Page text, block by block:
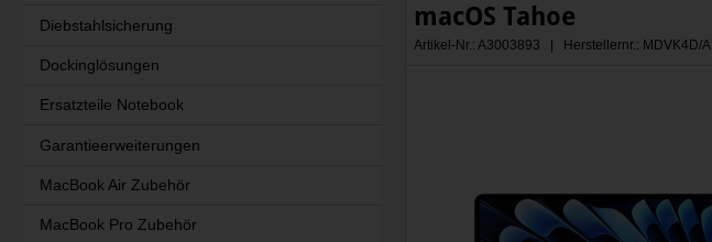
macOS Tahoe
Artikel-Nr.: A3003893 | Herstellernr.: MDVK4D/A
Diebstahlsicherung
Dockinglösungen
Ersatzteile Notebook
Garantieerweiterungen
MacBook Air Zubehör
MacBook Pro Zubehör